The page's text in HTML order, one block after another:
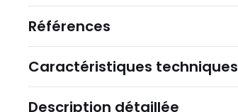
Références
Caractéristiques techniques
Description détaillée